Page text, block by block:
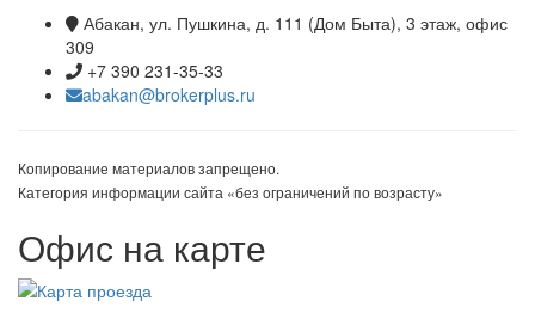
Абакан, ул. Пушкина, д. 111 (Дом Быта), 3 этаж, офис
309
+7 390 231-35-33
abakan@brokerplus.ru
Копирование материалов запрещено.
Категория информации сайта «без ограничений по возрасту»
Офис на карте